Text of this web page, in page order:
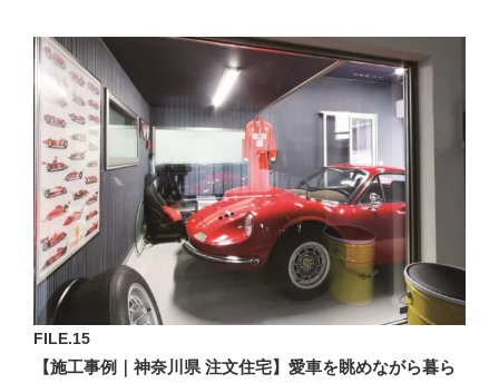
FILE.15
【施工事例｜神奈川県 注文住宅】愛車を眺めながら暮ら